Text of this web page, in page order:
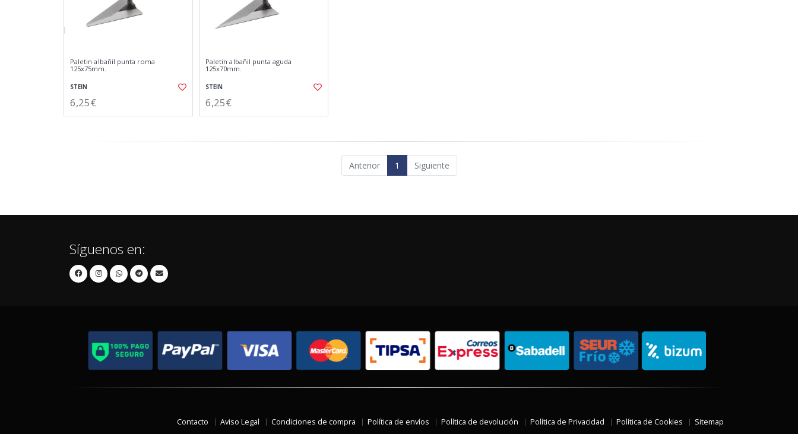
Paletin albañil punta roma
125x75mm.
STEIN
6,25€
Paletin albañil punta aguda
125x70mm.
STEIN
6,25€
Anterior 1 Siguiente
Síguenos en:
Contacto Aviso Legal Condiciones de compra Política de envíos Política de devolución Política de Privacidad Política de Cookies Sitemap